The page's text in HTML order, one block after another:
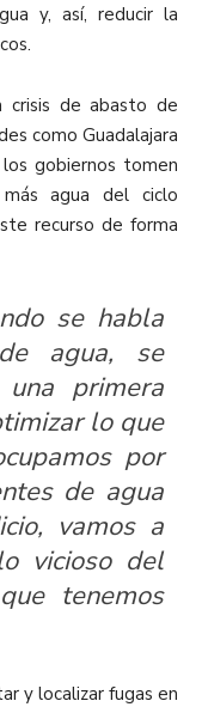
y, así, reducir la
crisis de abasto de
como Guadalajara
gobiernos tomen
agua del ciclo
recurso de forma
se habla
agua, se
primera
lo que
por
de agua
vamos a
vicioso del
tenemos
y localizar fugas en